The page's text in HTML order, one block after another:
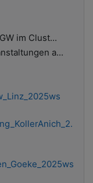
im Clust...
a...